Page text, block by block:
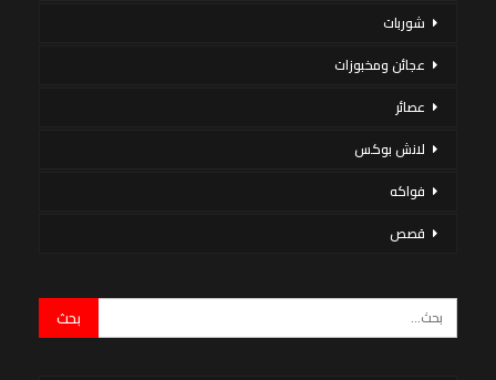
شوربات
عجائن ومخبوزات
عصائر
لانش بوكس
فواكه
قصص